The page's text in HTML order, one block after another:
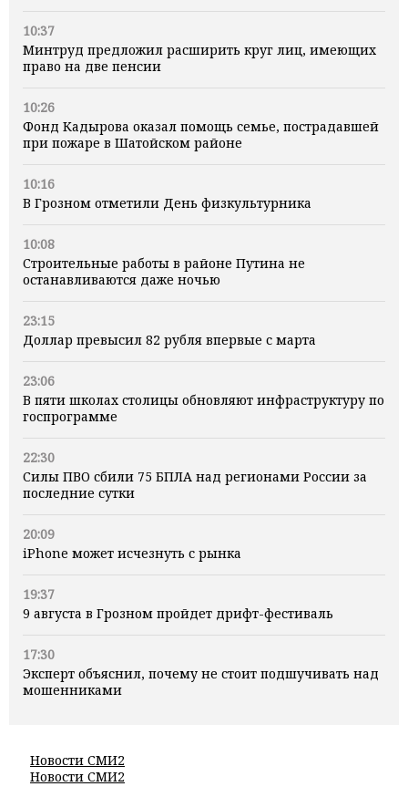
10:37
Минтруд предложил расширить круг лиц, имеющих
право на две пенсии
10:26
Фонд Кадырова оказал помощь семье, пострадавшей
при пожаре в Шатойском районе
10:16
В Грозном отметили День физкультурника
10:08
Строительные работы в районе Путина не
останавливаются даже ночью
23:15
Доллар превысил 82 рубля впервые с марта
23:06
В пяти школах столицы обновляют инфраструктуру по
госпрограмме
22:30
Силы ПВО сбили 75 БПЛА над регионами России за
последние сутки
20:09
iPhone может исчезнуть с рынка
19:37
9 августа в Грозном пройдет дрифт-фестиваль
17:30
Эксперт объяснил, почему не стоит подшучивать над
мошенниками
Новости СМИ2
Новости СМИ2